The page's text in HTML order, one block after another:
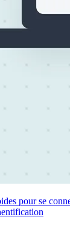
pour se